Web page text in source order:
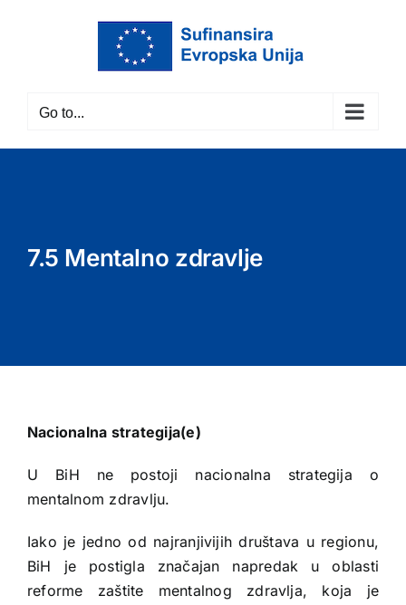
Go to...
7.5 Mentalno zdravlje
Nacionalna strategija(e)
U BiH ne postoji nacionalna strategija o
mentalnom zdravlju.
Iako je jedno od najranjivijih društava u regionu,
BiH je postigla značajan napredak u oblasti
reforme zaštite mentalnog zdravlja, koja je